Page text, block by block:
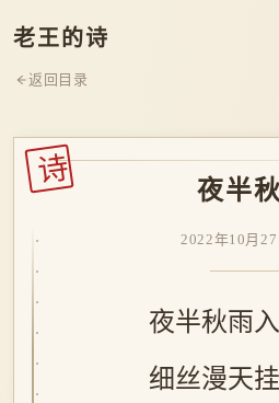
老王的诗
返回目录
诗
夜半
2022年10月27
夜半秋雨入
细丝漫天挂